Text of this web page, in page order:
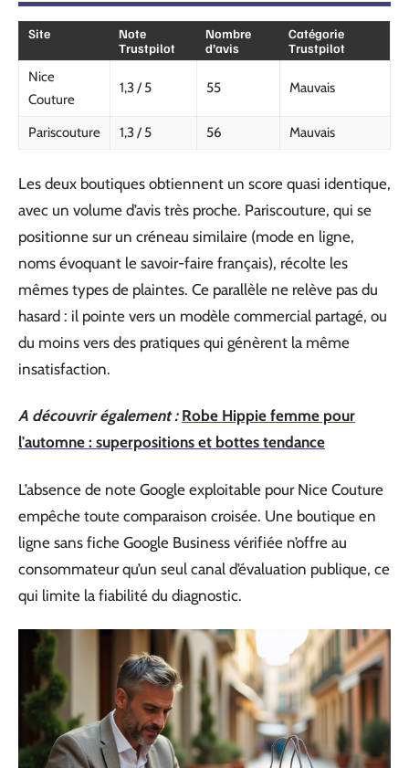
Site
Note
Trustpilot
Nombre
d’avis
Catégorie
Trustpilot
Nice
Couture
1,3 / 5 55 Mauvais
Pariscouture 1,3 / 5 56 Mauvais
Les deux boutiques obtiennent un score quasi identique,
avec un volume d’avis très proche. Pariscouture, qui se
positionne sur un créneau similaire (mode en ligne,
noms évoquant le savoir-faire français), récolte les
mêmes types de plaintes. Ce parallèle ne relève pas du
hasard : il pointe vers un modèle commercial partagé, ou
du moins vers des pratiques qui génèrent la même
insatisfaction.
A découvrir également : Robe Hippie femme pour
l'automne : superpositions et bottes tendance
L’absence de note Google exploitable pour Nice Couture
empêche toute comparaison croisée. Une boutique en
ligne sans fiche Google Business vérifiée n’offre au
consommateur qu’un seul canal d’évaluation publique, ce
qui limite la fiabilité du diagnostic.